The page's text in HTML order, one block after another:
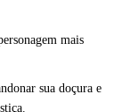
mais
sua doçura e